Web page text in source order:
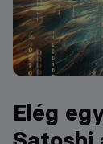
Elég